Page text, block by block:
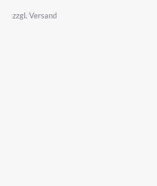
zzgl. Versand